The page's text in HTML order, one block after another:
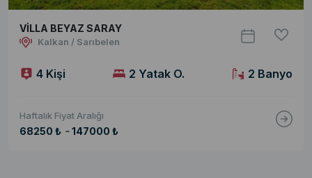
VİLLA BEYAZ SARAY
Kalkan / Sarıbelen
4 Kişi 2 Yatak O. 2 Banyo
Haftalık Fiyat Aralığı
68250 ₺ - 147000 ₺